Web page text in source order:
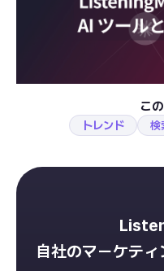
こ
トレンド 検
自社のマーケテ